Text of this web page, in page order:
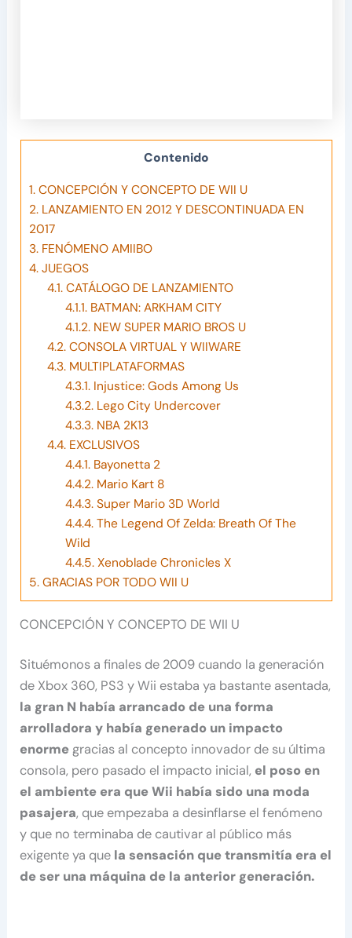
Contenido
1.CONCEPCIÓN Y CONCEPTO DE WII U
2.LANZAMIENTO EN 2012 Y DESCONTINUADA EN
2017
3.FENÓMENO AMIIBO
4.JUEGOS
4.1.CATÁLOGO DE LANZAMIENTO
4.1.1. BATMAN: ARKHAM CITY
4.1.2. NEW SUPER MARIO BROS U
4.2.CONSOLA VIRTUAL Y WIIWARE
4.3.MULTIPLATAFORMAS
4.3.1. Injustice: Gods Among Us
4.3.2. Lego City Undercover
4.3.3. NBA 2K13
4.4.EXCLUSIVOS
4.4.1. Bayonetta 2
4.4.2. Mario Kart 8
4.4.3. Super Mario 3D World
4.4.4. The Legend Of Zelda: Breath Of The
Wild
4.4.5. Xenoblade Chronicles X
5.GRACIAS POR TODO WII U
CONCEPCIÓN Y CONCEPTO DE WII U
Situémonos a finales de 2009 cuando la generación
de Xbox 360, PS3 y Wii estaba ya bastante asentada,
la gran N había arrancado de una forma
arrolladora y había generado un impacto
enormegracias al concepto innovador de su última
consola, pero pasado el impacto inicial, el poso en
el ambiente era que Wii había sido una moda
pasajera, que empezaba a desinflarse el fenómeno
y que no terminaba de cautivar al público más
exigente ya que la sensación que transmitía era el
de ser una máquina de la anterior generación.